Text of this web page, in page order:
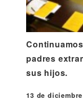
padres
sus hijos.
Publicado
13 de diciembre